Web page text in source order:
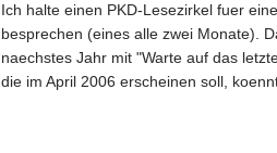
Ich halte einen PKD-Lesezirkel fuer
besprechen (eines alle zwei Monate).
naechstes Jahr mit "Warte auf das
die im April 2006 erscheinen soll,